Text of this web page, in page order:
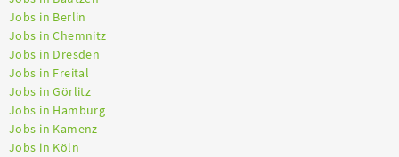
Jobs in Berlin
Jobs in Chemnitz
Jobs in Dresden
Jobs in Freital
Jobs in Görlitz
Jobs in Hamburg
Jobs in Kamenz
Jobs in Köln